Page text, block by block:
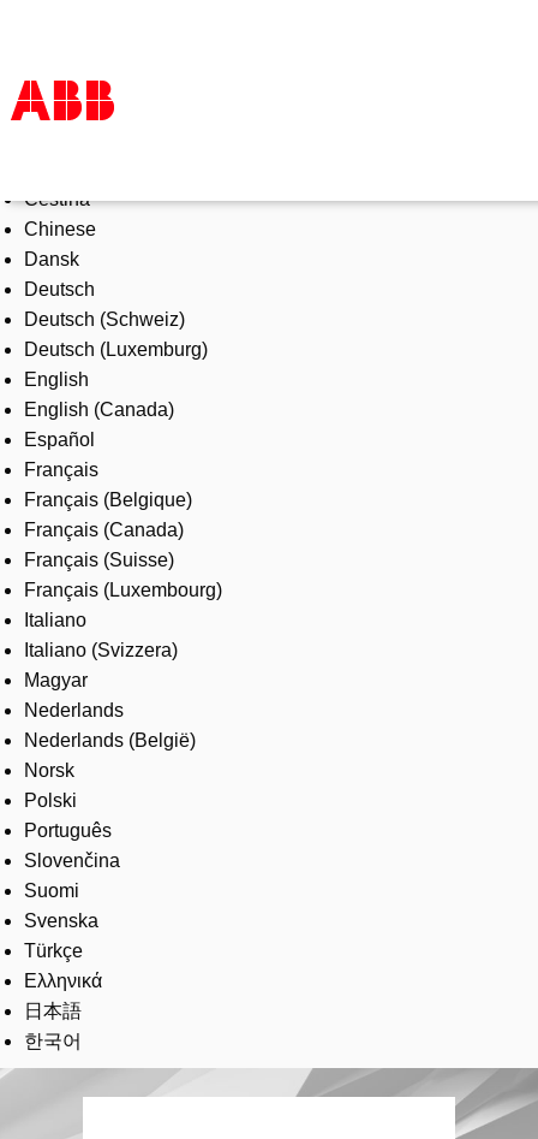
Products & Solutions
Industries
Services
About us
Where to buy
Contact us
Careers
Čeština
Chinese
Dansk
Deutsch
Deutsch (Schweiz)
Deutsch (Luxemburg)
English
English (Canada)
Español
Français
Français (Belgique)
Français (Canada)
Français (Suisse)
Français (Luxembourg)
Italiano
Italiano (Svizzera)
Magyar
Nederlands
Nederlands (België)
Norsk
Polski
Português
Slovenčina
Suomi
Svenska
Türkçe
Ελληνικά
日本語
한국어